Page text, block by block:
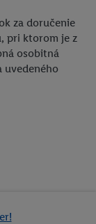
za doručenie
pri ktorom je z
osobitná
uvedeného
uvedené účely.
s účinnosťou
osobných